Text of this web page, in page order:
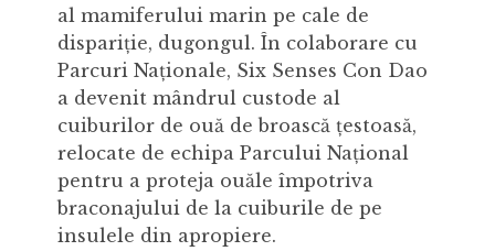
al mamiferului marin pe cale de
dispariție, dugongul. În colaborare cu
Parcuri Naționale, Six Senses Con Dao
a devenit mândrul custode al
cuiburilor de ouă de broască țestoasă,
relocate de echipa Parcului Național
pentru a proteja ouăle împotriva
braconajului de la cuiburile de pe
insulele din apropiere.